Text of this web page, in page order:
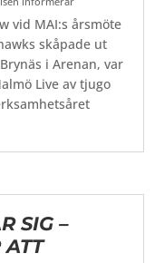
vid MAI:s årsmöte
skåpade ut
i Arenan, var
Live av tjugo
SIG –
ATT